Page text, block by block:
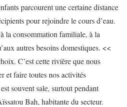
parcourent une certaine distance
pour rejoindre le cours d’eau.
la consommation familiale, à la
autres besoins domestiques. <<
C’est cette rivière que nous
et faire toutes nos activités
souvent sale, surtout pendant
Bah, habitante du secteur.